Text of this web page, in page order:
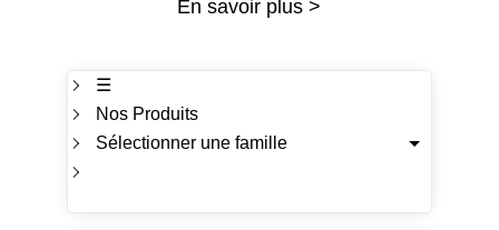
En savoir plus >
☰
Nos Produits
Sélectionner une famille